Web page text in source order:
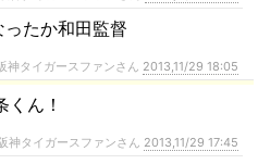
たか和田監督
神タイガースファンさん 2013,11/29 18:05
ん！
神タイガースファンさん 2013,11/29 17:45